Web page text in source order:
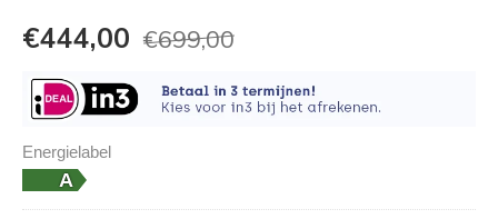
€444,00 €699,00
Energielabel